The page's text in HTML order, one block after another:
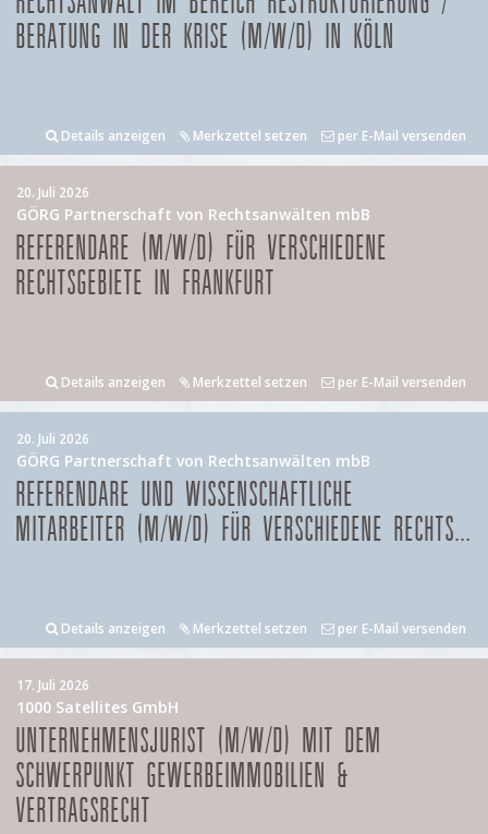
BERATUNG IN DER KRISE (M/W/D) IN KÖLN
Details anzeigen Merkzettel setzen per E-Mail versenden
20. Juli 2026
GÖRG Partnerschaft von Rechtsanwälten mbB
REFERENDARE (M/W/D) FÜR VERSCHIEDENE
RECHTSGEBIETE IN FRANKFURT
Details anzeigen Merkzettel setzen per E-Mail versenden
20. Juli 2026
GÖRG Partnerschaft von Rechtsanwälten mbB
REFERENDARE UND WISSENSCHAFTLICHE
MITARBEITER (M/W/D) FÜR VERSCHIEDENE RECHTS...
Details anzeigen Merkzettel setzen per E-Mail versenden
17. Juli 2026
1000 Satellites GmbH
UNTERNEHMENSJURIST (M/W/D) MIT DEM
SCHWERPUNKT GEWERBEIMMOBILIEN &
VERTRAGSRECHT